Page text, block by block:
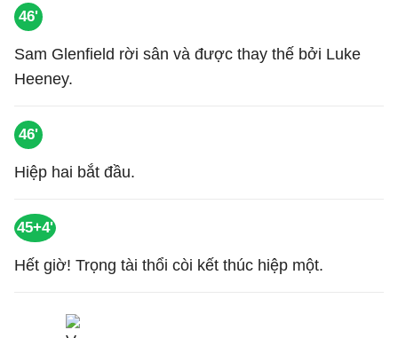
46'
Sam Glenfield rời sân và được thay thế bởi Luke
Heeney.
46'
Hiệp hai bắt đầu.
45+4'
Hết giờ! Trọng tài thổi còi kết thúc hiệp một.